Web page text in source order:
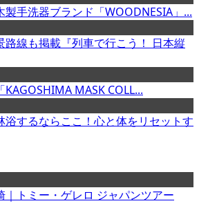
製手洗器ブランド「WOODNESIA」...
路線も掲載『列車で行こう！ 日本縦
KAGOSHIMA MASK COLL...
浴するならここ！心と体をリセットす
｜トミー・ゲレロ ジャパンツアー